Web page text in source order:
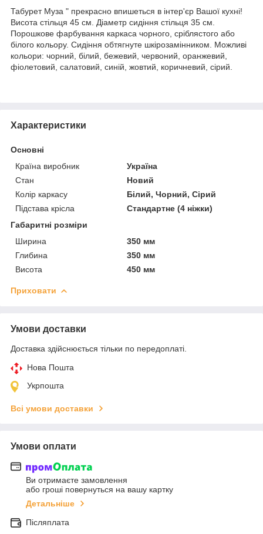
Табурет Муза " прекрасно впишеться в інтер'єр Вашої кухні!
Висота стільця 45 см. Діаметр сидіння стільця 35 см.
Порошкове фарбування каркаса чорного, сріблястого або
білого кольору. Сидіння обтягнуте шкірозамінником. Можливі
кольори: чорний, білий, бежевий, червоний, оранжевий,
фіолетовий, салатовий, синій, жовтий, коричневий, сірий.
Характеристики
Основні
Країна виробник
Україна
Стан
Новий
Колір каркасу
Білий, Чорний, Сірий
Підстава крісла
Стандартне (4 ніжки)
Габаритні розміри
Ширина
350 мм
Глибина
350 мм
Висота
450 мм
Приховати
Умови доставки
Доставка здійснюється тільки по передоплаті.
Нова Пошта
Укрпошта
Всі умови доставки
Умови оплати
Ви отримаєте замовлення
або гроші повернуться на вашу картку
Детальніше
Післяплата